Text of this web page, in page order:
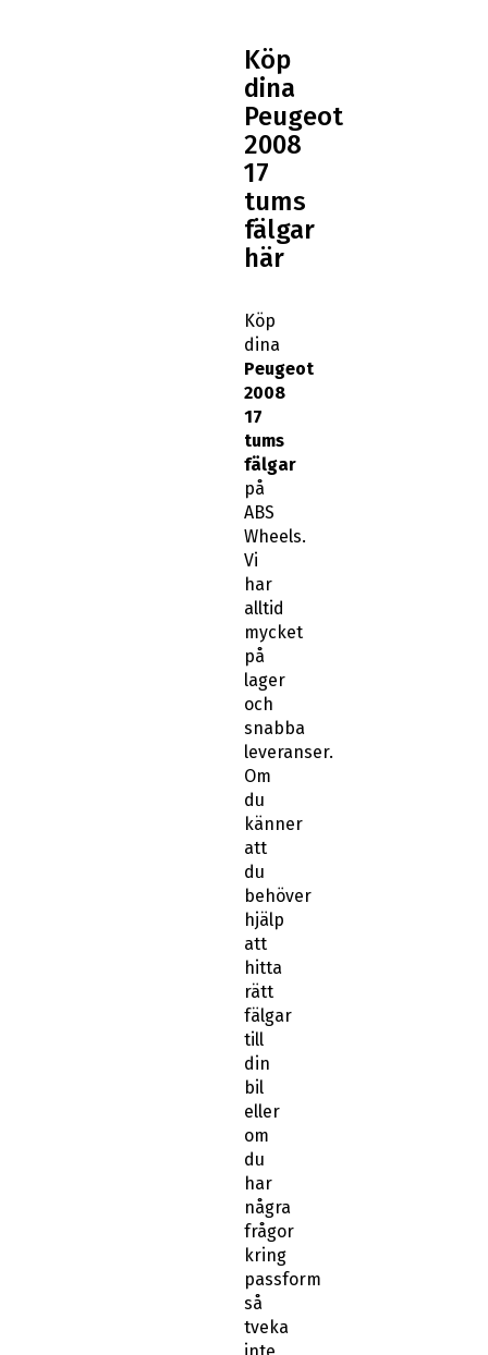
Köp
dina
Peugeot
2008
17
tums
fälgar
här
Köp
dina
Peugeot
2008
17
tums
fälgar
på
ABS
Wheels.
Vi
har
alltid
mycket
på
lager
och
snabba
leveranser.
Om
du
känner
att
du
behöver
hjälp
att
hitta
rätt
fälgar
till
din
bil
eller
om
du
har
några
frågor
kring
passform
så
tveka
inte